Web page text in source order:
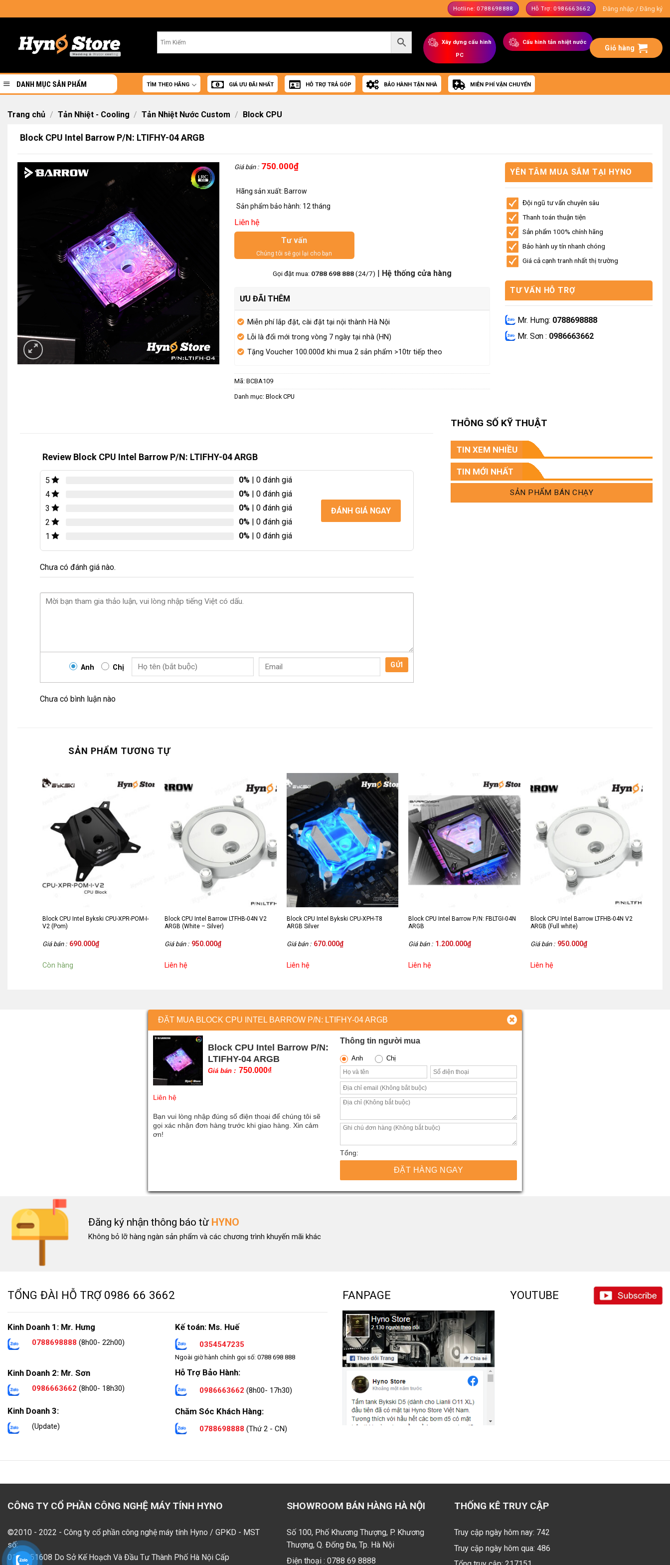
to
Hotline: 0788698888 Hỗ Trợ: 0986663662 Đăng nhập / Đăng ký
Xây dựng cấu hình
PC
Cấu hình tản nhiệt nước
Giỏ hàng
DANH MỤC SẢN PHẨM TÌM THEO HÃNG GIÁ ƯU ĐÃI NHẤT HỖ TRỢ TRẢ GÓP BẢO HÀNH TẬN NHÀ MIỄN PHÍ VẬN CHUYỂN
Trang chủ / Tản Nhiệt - Cooling / Tản Nhiệt Nước Custom / Block CPU
Block CPU Intel Barrow P/N: LTIFHY-04 ARGB
Giá bán : 750.000₫
Hãng sản xuất: Barrow
Sản phẩm bảo hành: 12 tháng
Liên hệ
Tư vấn
Chúng tôi sẽ gọi lại cho bạn
Gọi đặt mua: 0788 698 888(24/7) Hệ thống cửa hàng
ƯU ĐÃI THÊM
Miễn phí lắp đặt, cài đặt tại nội thành Hà Nội
Lỗi là đổi mới trong vòng 7 ngày tại nhà (HN)
Tặng Voucher 100.000đ khi mua 2 sản phẩm >10tr tiếp theo
Mã: BCBA109
Danh mục: Block CPU
YÊN TÂM MUA SẮM TẠI HYNO
Đội ngũ tư vấn chuyên sâu
Thanh toán thuận tiện
Sản phẩm 100% chính hãng
Bảo hành uy tín nhanh chóng
Giá cả cạnh tranh nhất thị trường
TƯ VẤN HỖ TRỢ
Mr. Hưng: 0788698888
Mr. Sơn : 0986663662
Review Block CPU Intel Barrow P/N: LTIFHY-04 ARGB
5 0% | 0 đánh giá
4
0% | 0 đánh giá
3
0% | 0 đánh giá
2
0% | 0 đánh giá
1
0% | 0 đánh giá
ĐÁNH GIÁ NGAY
Chưa có đánh giá nào.
Anh Chị GỬI
Chưa có bình luận nào
THÔNG SỐ KỸ THUẬT
TIN XEM NHIỀU
TIN MỚI NHẤT
SẢN PHẨM BÁN CHẠY
SẢN PHẨM TƯƠNG TỰ
Block CPU Intel Bykski CPU-XPR-POM-I-
V2 (Pom)
Giá bán : 690.000₫
Còn hàng
Block CPU Intel Barrow LTFHB-04N V2
ARGB (White – Silver)
Giá bán : 950.000₫
Liên hệ
Block CPU Intel Bykski CPU-XPH-T8
ARGB Silver
Giá bán : 670.000₫
Liên hệ
Block CPU Intel Barrow P/N: FBLTGI-04N
ARGB
Giá bán : 1.200.000₫
Liên hệ
Block CPU Intel Barrow LTFHB-04N V2
ARGB (Full white)
Giá bán : 950.000₫
Liên hệ
ĐẶT MUA BLOCK CPU INTEL BARROW P/N: LTIFHY-04 ARGB
Block CPU Intel Barrow P/N:
LTIFHY-04 ARGB
Giá bán : 750.000₫
Liên hệ
Bạn vui lòng nhập đúng số điện thoại để chúng tôi sẽ
gọi xác nhận đơn hàng trước khi giao hàng. Xin cảm
ơn!
Thông tin người mua
Anh Chị
Tổng:
ĐẶT HÀNG NGAY
Đăng ký nhận thông báo từ HYNO
Không bỏ lỡ hàng ngàn sản phẩm và các chương trình khuyến mãi khác
TỔNG ĐÀI HỖ TRỢ 0986 66 3662
Kinh Doanh 1: Mr. Hưng
0788698888 (8h00- 22h00)
Kinh Doanh 2: Mr. Sơn
0986663662 (8h00- 18h30)
Kinh Doanh 3:
(Update)
Kế toán: Ms. Huế
0354547235
Ngoài giờ hành chính gọi số: 0788 698 888
Hỗ Trợ Bảo Hành:
0986663662 (8h00- 17h30)
Chăm Sóc Khách Hàng:
0788698888 (Thứ 2 - CN)
FANPAGE YOUTUBE
CÔNG TY CỔ PHẦN CÔNG NGHỆ MÁY TÍNH HYNO
©2010 - 2022 - Công ty cổ phần công nghệ máy tính Hyno / GPKD - MST
số:
0109551608 Do Sở Kế Hoạch Và Đầu Tư Thành Phố Hà Nội Cấp
SHOWROOM BÁN HÀNG HÀ NỘI
Số 100, Phố Khương Thượng, P. Khương
Thượng, Q. Đống Đa, Tp. Hà Nội
Điện thoại : 0788 69 8888
THỐNG KÊ TRUY CẬP
Truy cập ngày hôm nay: 742
Truy cập ngày hôm qua: 486